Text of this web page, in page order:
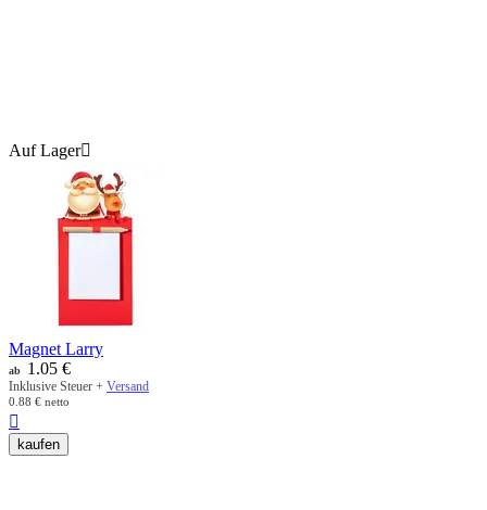
Auf Lager
Magnet Larry
ab 1.05 €
Inklusive Steuer + Versand
0.88 € netto

kaufen